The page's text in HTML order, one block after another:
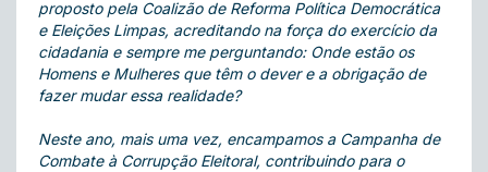
proposto pela Coalizão de Reforma Política Democrática
e Eleições Limpas, acreditando na força do exercício da
cidadania e sempre me perguntando: Onde estão os
Homens e Mulheres que têm o dever e a obrigação de
fazer mudar essa realidade?
Neste ano, mais uma vez, encampamos a Campanha de
Combate à Corrupção Eleitoral, contribuindo para o